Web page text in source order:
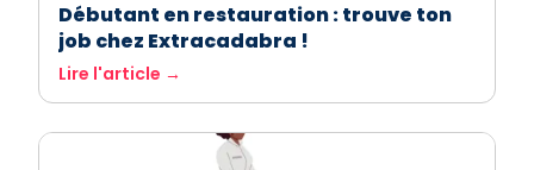
Débutant en restauration : trouve ton
job chez Extracadabra !
Lire l'article →